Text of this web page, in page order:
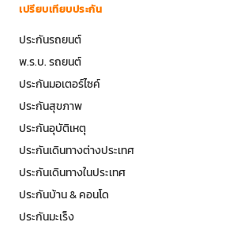
เปรียบเทียบประกัน
ประกันรถยนต์
พ.ร.บ. รถยนต์
ประกันมอเตอร์ไซค์
ประกันสุขภาพ
ประกันอุบัติเหตุ
ประกันเดินทางต่างประเทศ
ประกันเดินทางในประเทศ
ประกันบ้าน & คอนโด
ประกันมะเร็ง